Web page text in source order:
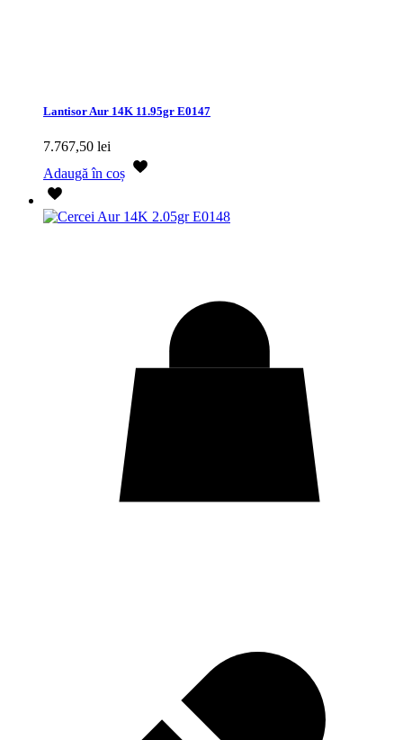
Lantisor Aur 14K 11.95gr E0147
7.767,50 lei
Adaugă în coș